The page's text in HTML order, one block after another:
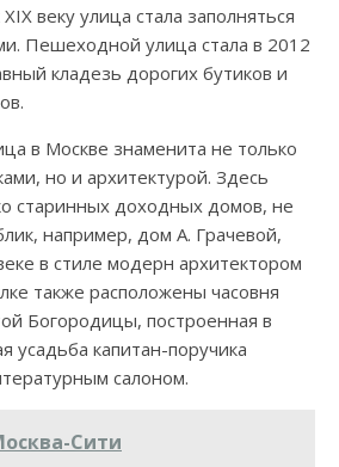
веку улица стала заполняться
Пешеходной улица стала в 2012
кладезь дорогих бутиков и
в Москве знаменита не только
но и архитектурой. Здесь
старинных доходных домов, не
например, дом А. Грачевой,
в стиле модерн архитектором
также расположены часовня
Богородицы, построенная в
усадьба капитан-поручика
салоном.
Сити